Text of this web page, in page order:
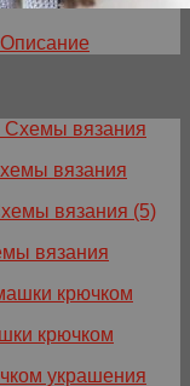
вязания
вязания
крючком